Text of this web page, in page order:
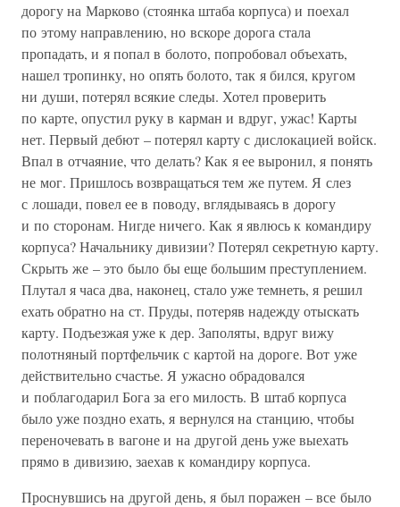
дорогу на Марково (стоянка штаба корпуса) и поехал
по этому направлению, но вскоре дорога стала
пропадать, и я попал в болото, попробовал объехать,
нашел тропинку, но опять болото, так я бился, кругом
ни души, потерял всякие следы. Хотел проверить
по карте, опустил руку в карман и вдруг, ужас! Карты
нет. Первый дебют – потерял карту с дислокацией войск.
Впал в отчаяние, что делать? Как я ее выронил, я понять
не мог. Пришлось возвращаться тем же путем. Я слез
с лошади, повел ее в поводу, вглядываясь в дорогу
и по сторонам. Нигде ничего. Как я явлюсь к командиру
корпуса? Начальнику дивизии? Потерял секретную карту.
Скрыть же – это было бы еще большим преступлением.
Плутал я часа два, наконец, стало уже темнеть, я решил
ехать обратно на ст. Пруды, потеряв надежду отыскать
карту. Подъезжая уже к дер. Заполяты, вдруг вижу
полотняный портфельчик с картой на дороге. Вот уже
действительно счастье. Я ужасно обрадовался
и поблагодарил Бога за его милость. В штаб корпуса
было уже поздно ехать, я вернулся на станцию, чтобы
переночевать в вагоне и на другой день уже выехать
прямо в дивизию, заехав к командиру корпуса.
Проснувшись на другой день, я был поражен – все было